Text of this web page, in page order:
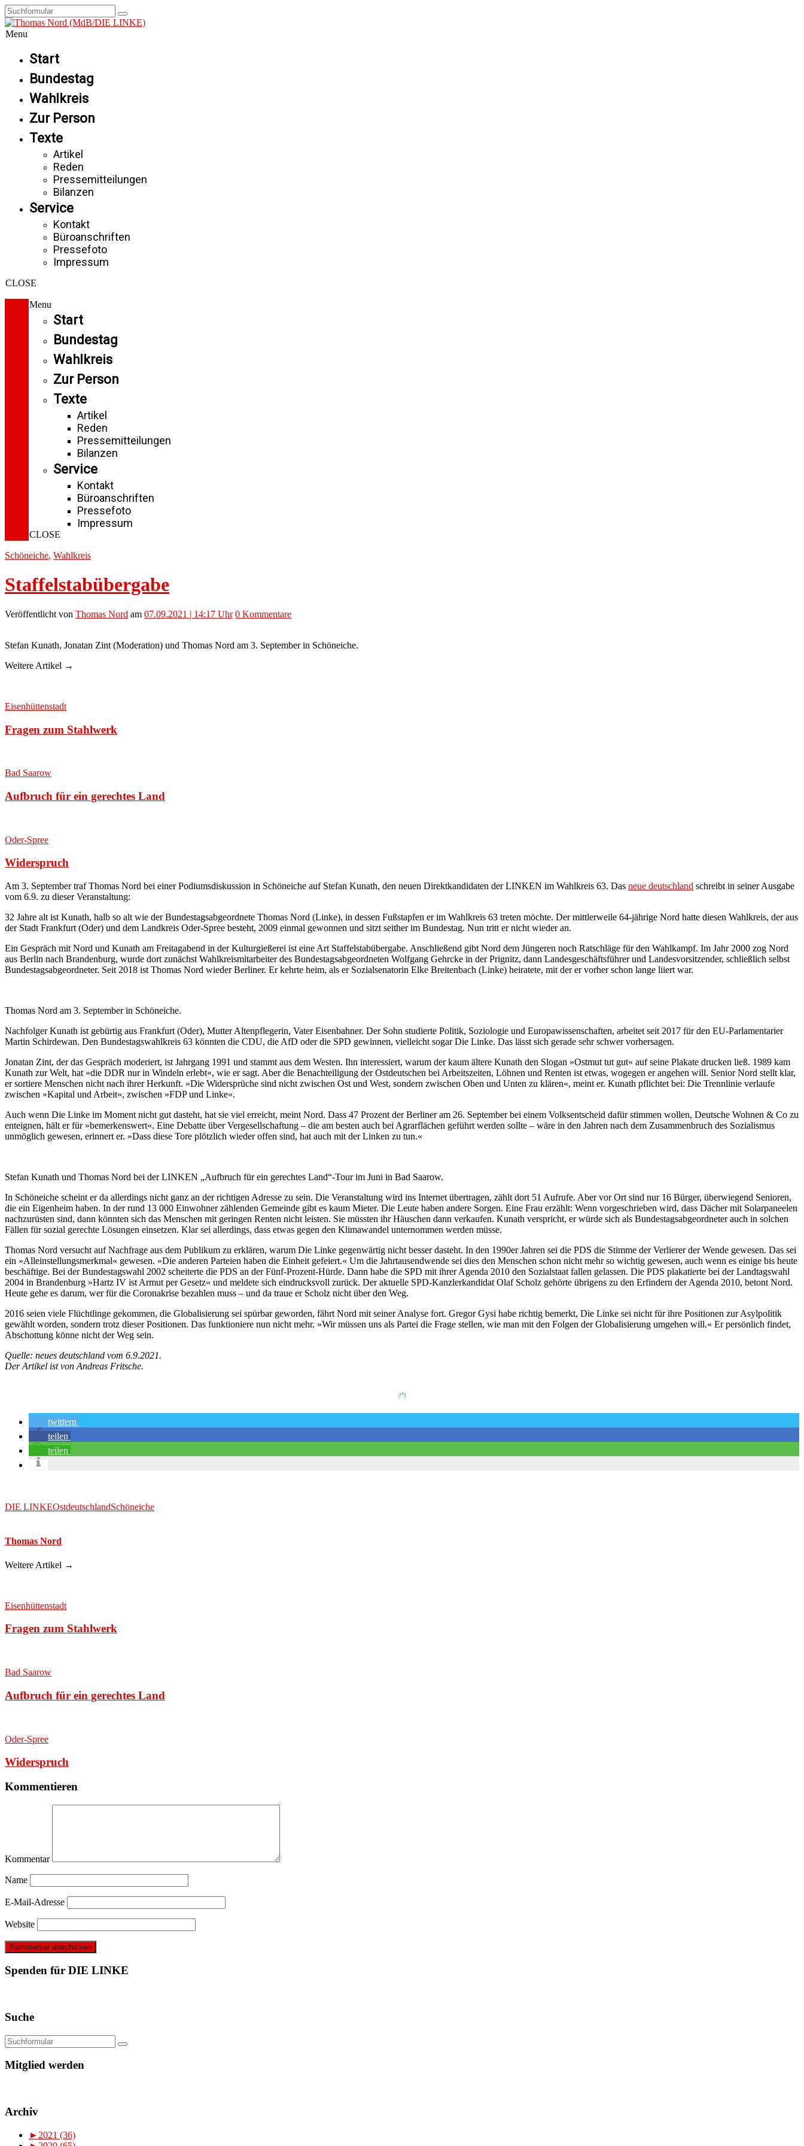
Menu
Start
Bundestag
Wahlkreis
Zur Person
Texte
Artikel
Reden
Pressemitteilungen
Bilanzen
Service
Kontakt
Büroanschriften
Pressefoto
Impressum
CLOSE
Menu
Start
Bundestag
Wahlkreis
Zur Person
Texte
Artikel
Reden
Pressemitteilungen
Bilanzen
Service
Kontakt
Büroanschriften
Pressefoto
Impressum
CLOSE
Schöneiche, Wahlkreis
Staffelstabübergabe
Veröffentlicht von Thomas Nord am 07.09.2021 | 14:17 Uhr 0 Kommentare
Stefan Kunath, Jonatan Zint (Moderation) und Thomas Nord am 3. September in Schöneiche.
Weitere Artikel →
Eisenhüttenstadt
Fragen zum Stahlwerk
Bad Saarow
Aufbruch für ein gerechtes Land
Oder-Spree
Widerspruch
Am 3. September traf Thomas Nord bei einer Podiumsdiskussion in Schöneiche auf Stefan Kunath, den neuen Direktkandidaten der LINKEN im Wahlkreis 63. Das neue deutschland schreibt in seiner Ausgabe
vom 6.9. zu dieser Veranstaltung:
32 Jahre alt ist Kunath, halb so alt wie der Bundestagsabgeordnete Thomas Nord (Linke), in dessen Fußstapfen er im Wahlkreis 63 treten möchte. Der mittlerweile 64-jährige Nord hatte diesen Wahlkreis, der aus
der Stadt Frankfurt (Oder) und dem Landkreis Oder-Spree besteht, 2009 einmal gewonnen und sitzt seither im Bundestag. Nun tritt er nicht wieder an.
Ein Gespräch mit Nord und Kunath am Freitagabend in der Kulturgießerei ist eine Art Staffelstabübergabe. Anschließend gibt Nord dem Jüngeren noch Ratschläge für den Wahlkampf. Im Jahr 2000 zog Nord
aus Berlin nach Brandenburg, wurde dort zunächst Wahlkreismitarbeiter des Bundestagsabgeordneten Wolfgang Gehrcke in der Prignitz, dann Landesgeschäftsführer und Landesvorsitzender, schließlich selbst
Bundestagsabgeordneter. Seit 2018 ist Thomas Nord wieder Berliner. Er kehrte heim, als er Sozialsenatorin Elke Breitenbach (Linke) heiratete, mit der er vorher schon lange liiert war.
Thomas Nord am 3. September in Schöneiche.
Nachfolger Kunath ist gebürtig aus Frankfurt (Oder), Mutter Altenpflegerin, Vater Eisenbahner. Der Sohn studierte Politik, Soziologie und Europawissenschaften, arbeitet seit 2017 für den EU-Parlamentarier
Martin Schirdewan. Den Bundestagswahlkreis 63 könnten die CDU, die AfD oder die SPD gewinnen, vielleicht sogar Die Linke. Das lässt sich gerade sehr schwer vorhersagen.
Jonatan Zint, der das Gespräch moderiert, ist Jahrgang 1991 und stammt aus dem Westen. Ihn interessiert, warum der kaum ältere Kunath den Slogan »Ostmut tut gut« auf seine Plakate drucken ließ. 1989 kam
Kunath zur Welt, hat »die DDR nur in Windeln erlebt«, wie er sagt. Aber die Benachteiligung der Ostdeutschen bei Arbeitszeiten, Löhnen und Renten ist etwas, wogegen er angehen will. Senior Nord stellt klar,
er sortiere Menschen nicht nach ihrer Herkunft. »Die Widersprüche sind nicht zwischen Ost und West, sondern zwischen Oben und Unten zu klären«, meint er. Kunath pflichtet bei: Die Trennlinie verlaufe
zwischen »Kapital und Arbeit«, zwischen »FDP und Linke«.
Auch wenn Die Linke im Moment nicht gut dasteht, hat sie viel erreicht, meint Nord. Dass 47 Prozent der Berliner am 26. September bei einem Volksentscheid dafür stimmen wollen, Deutsche Wohnen & Co zu
enteignen, hält er für »bemerkenswert«. Eine Debatte über Vergesellschaftung – die am besten auch bei Agrarflächen geführt werden sollte – wäre in den Jahren nach dem Zusammenbruch des Sozialismus
unmöglich gewesen, erinnert er. »Dass diese Tore plötzlich wieder offen sind, hat auch mit der Linken zu tun.«
Stefan Kunath und Thomas Nord bei der LINKEN „Aufbruch für ein gerechtes Land“-Tour im Juni in Bad Saarow.
In Schöneiche scheint er da allerdings nicht ganz an der richtigen Adresse zu sein. Die Veranstaltung wird ins Internet übertragen, zählt dort 51 Aufrufe. Aber vor Ort sind nur 16 Bürger, überwiegend Senioren,
die ein Eigenheim haben. In der rund 13 000 Einwohner zählenden Gemeinde gibt es kaum Mieter. Die Leute haben andere Sorgen. Eine Frau erzählt: Wenn vorgeschrieben wird, dass Dächer mit Solarpaneelen
nachzurüsten sind, dann könnten sich das Menschen mit geringen Renten nicht leisten. Sie müssten ihr Häuschen dann verkaufen. Kunath verspricht, er würde sich als Bundestagsabgeordneter auch in solchen
Fällen für sozial gerechte Lösungen einsetzen. Klar sei allerdings, dass etwas gegen den Klimawandel unternommen werden müsse.
Thomas Nord versucht auf Nachfrage aus dem Publikum zu erklären, warum Die Linke gegenwärtig nicht besser dasteht. In den 1990er Jahren sei die PDS die Stimme der Verlierer der Wende gewesen. Das sei
ein »Alleinstellungsmerkmal« gewesen. »Die anderen Parteien haben die Einheit gefeiert.« Um die Jahrtausendwende sei dies den Menschen schon nicht mehr so wichtig gewesen, auch wenn es einige bis heute
beschäftige. Bei der Bundestagswahl 2002 scheiterte die PDS an der Fünf-Prozent-Hürde. Dann habe die SPD mit ihrer Agenda 2010 den Sozialstaat fallen gelassen. Die PDS plakatierte bei der Landtagswahl
2004 in Brandenburg »Hartz IV ist Armut per Gesetz« und meldete sich eindrucksvoll zurück. Der aktuelle SPD-Kanzlerkandidat Olaf Scholz gehörte übrigens zu den Erfindern der Agenda 2010, betont Nord.
Heute gehe es darum, wer für die Coronakrise bezahlen muss – und da traue er Scholz nicht über den Weg.
2016 seien viele Flüchtlinge gekommen, die Globalisierung sei spürbar geworden, fährt Nord mit seiner Analyse fort. Gregor Gysi habe richtig bemerkt, Die Linke sei nicht für ihre Positionen zur Asylpolitik
gewählt worden, sondern trotz dieser Positionen. Das funktioniere nun nicht mehr. »Wir müssen uns als Partei die Frage stellen, wie man mit den Folgen der Globalisierung umgehen will.« Er persönlich findet,
Abschottung könne nicht der Weg sein.
Quelle: neues deutschland vom 6.9.2021.
Der Artikel ist von Andreas Fritsche.
twittern
teilen
teilen
DIE LINKEOstdeutschlandSchöneiche
Thomas Nord
Weitere Artikel →
Eisenhüttenstadt
Fragen zum Stahlwerk
Bad Saarow
Aufbruch für ein gerechtes Land
Oder-Spree
Widerspruch
Kommentieren
Kommentar
Name
E-Mail-Adresse
Website
Spenden für DIE LINKE
Suche
Mitglied werden
Archiv
► 2021 (36)